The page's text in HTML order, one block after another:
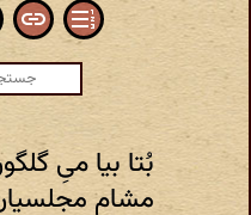
بُتا بیا میِ
مشامِ